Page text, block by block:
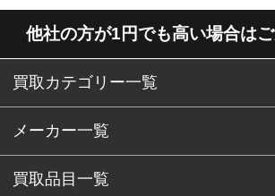
他社の方が1円でも高い場合はご
買取カテゴリー一覧
メーカー一覧
買取品目一覧